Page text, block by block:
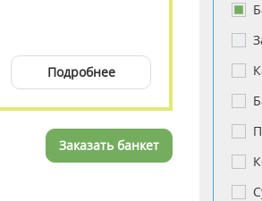
Подробнее
Заказать банкет